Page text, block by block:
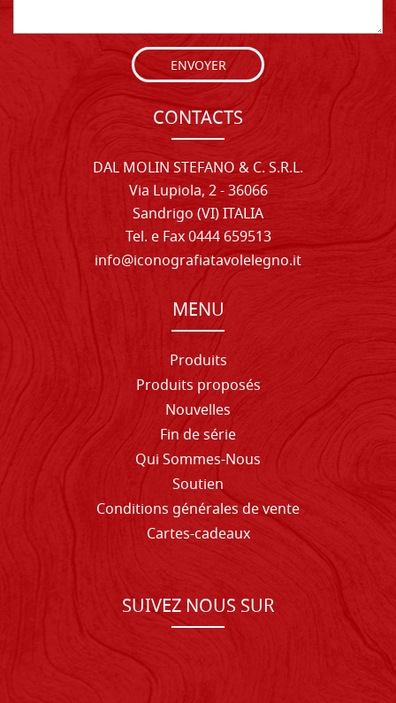
ENVOYER
CONTACTS
DAL MOLIN STEFANO & C. S.R.L.
Via Lupiola, 2 - 36066
Sandrigo (VI) ITALIA
Tel. e Fax 0444 659513
info@iconografiatavolelegno.it
MENU
Produits
Produits proposés
Nouvelles
Fin de série
Qui Sommes-Nous
Soutien
Conditions générales de vente
Cartes-cadeaux
SUIVEZ NOUS SUR